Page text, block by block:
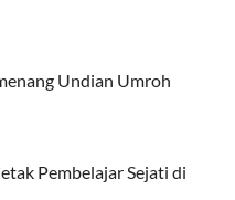
Undian Umroh
Pembelajar Sejati di